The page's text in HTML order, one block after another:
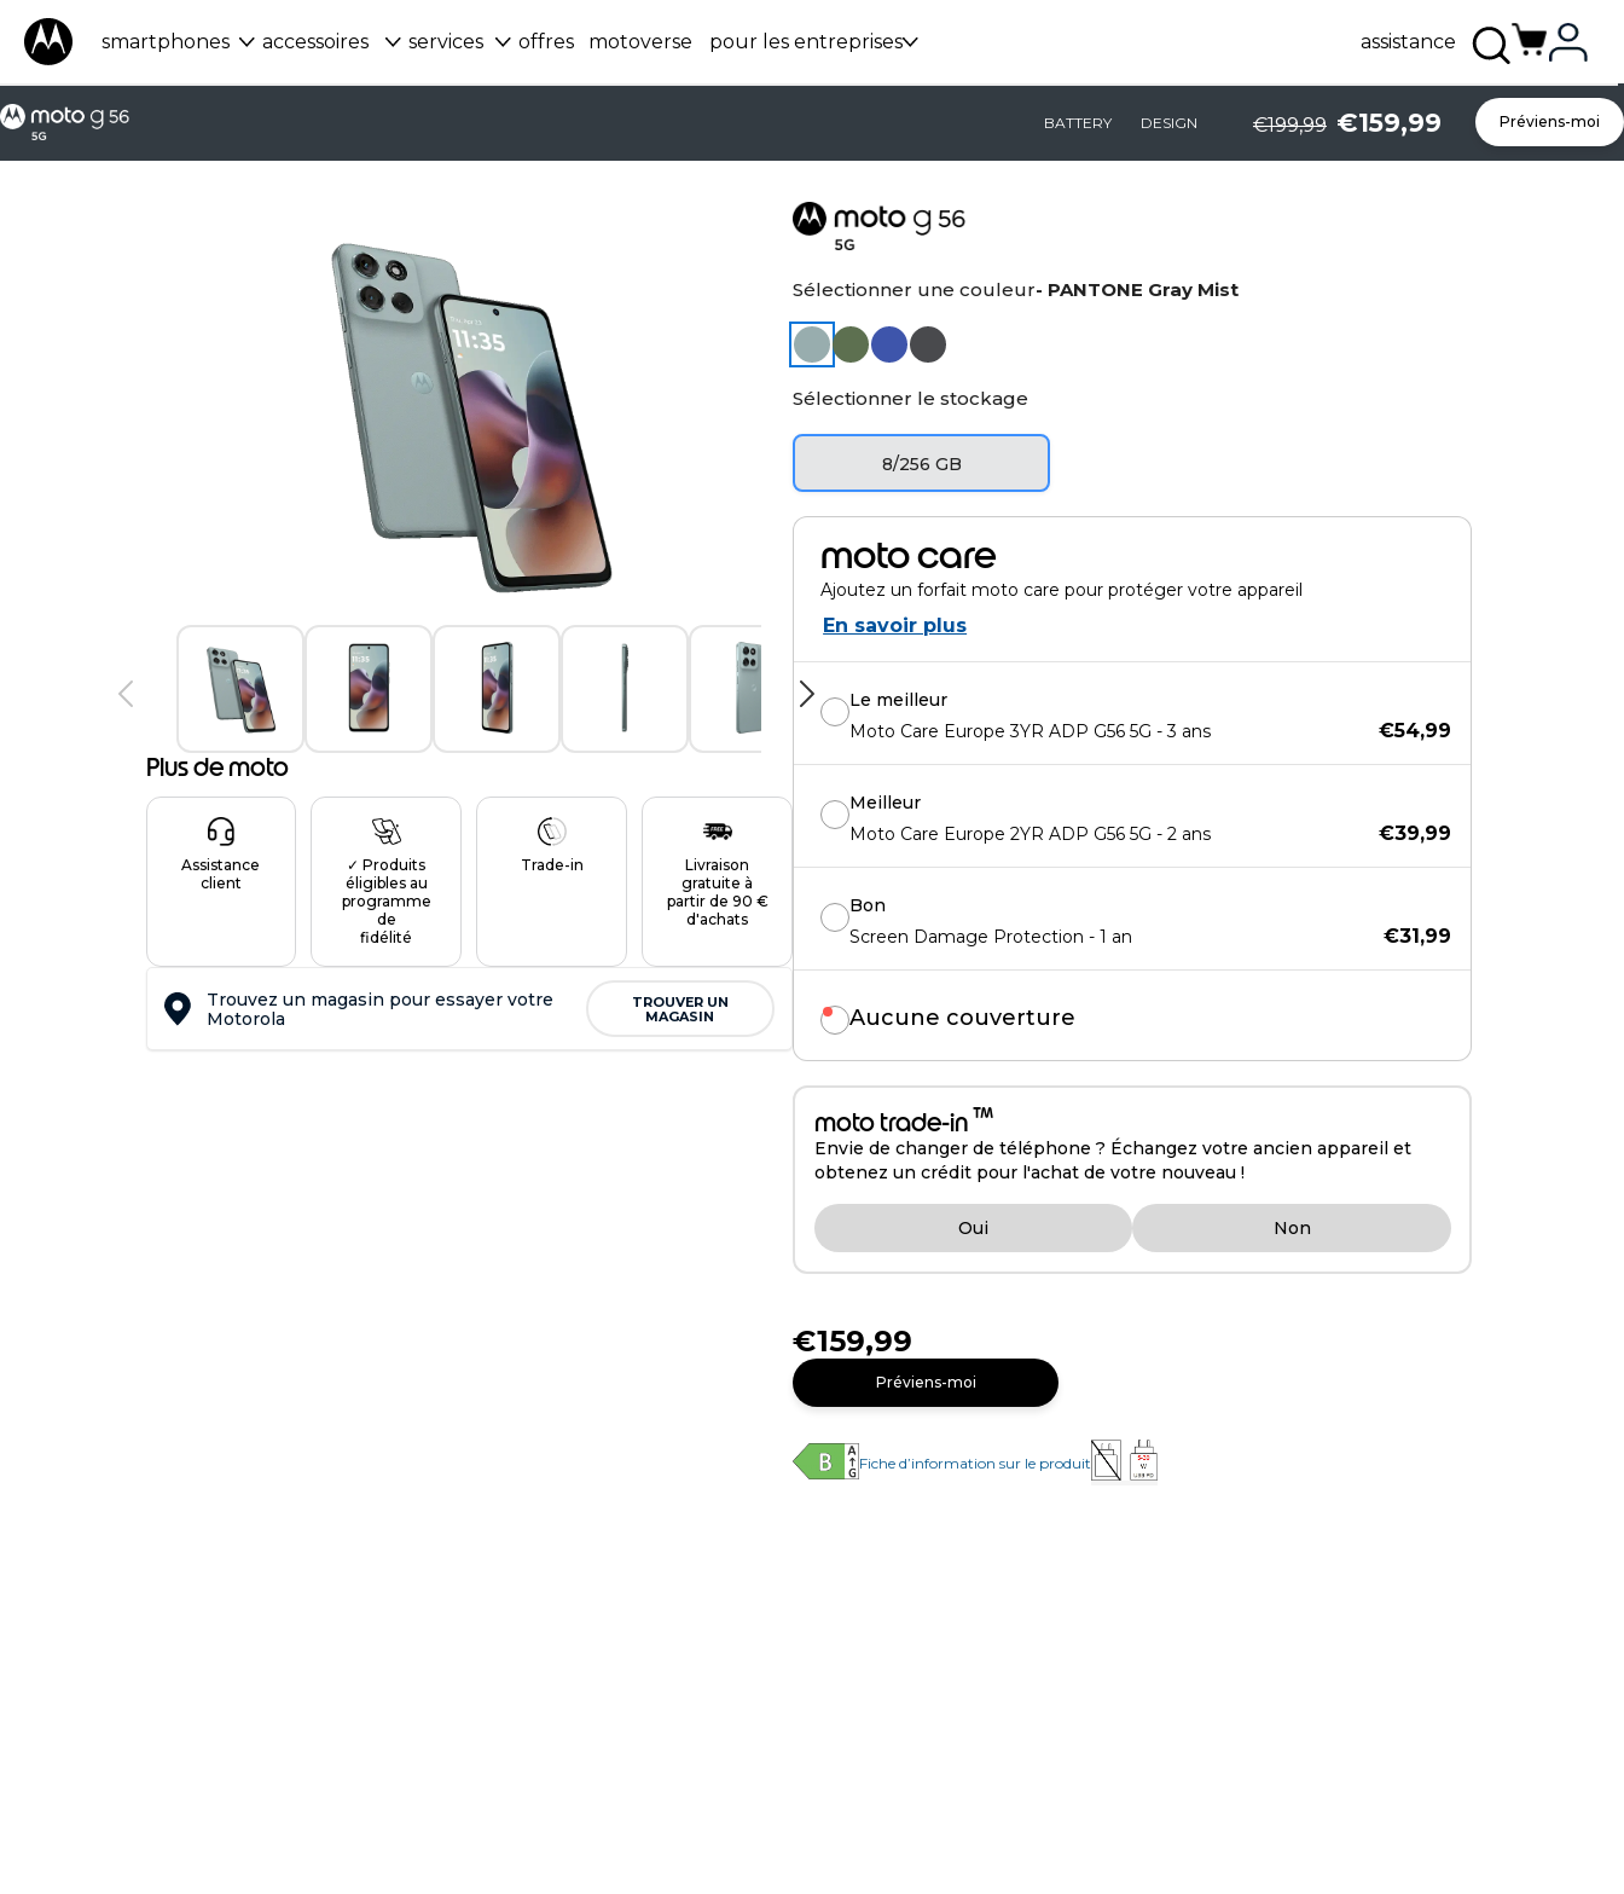
smartphones accessoires services offres motoverse pour les entreprises assistance
BATTERY DESIGN €199,99 €159,99 Préviens-moi
Plus de moto
Assistance
client
✓ Produits
éligibles au
programme
de
fidélité
Trade-in
Livraison
gratuite à
partir de 90 €
d'achats
Trouvez un magasin pour essayer votre
Motorola
TROUVER UN
MAGASIN
Sélectionner une couleur- PANTONE Gray Mist
Sélectionner le stockage
8/256 GB
moto care
Ajoutez un forfait moto care pour protéger votre appareil
En savoir plus
Le meilleur
Moto Care Europe 3YR ADP G56 5G - 3 ans
€54,99
Meilleur
Moto Care Europe 2YR ADP G56 5G - 2 ans
€39,99
Bon
Screen Damage Protection - 1 an
€31,99
Aucune couverture
moto trade-in ™
Envie de changer de téléphone ? Échangez votre ancien appareil et
obtenez un crédit pour l'achat de votre nouveau !
Oui Non
€159,99
Préviens-moi
Fiche d’information sur le produit